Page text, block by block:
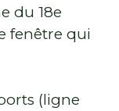
du 18e
fenêtre qui
(ligne